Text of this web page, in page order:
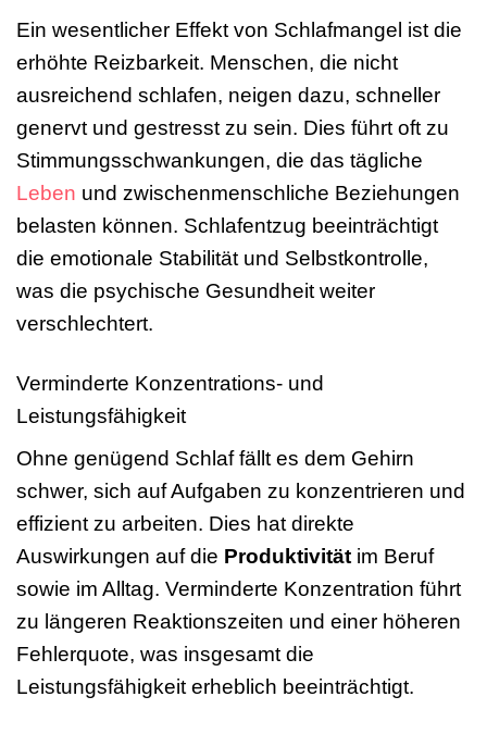
Ein wesentlicher Effekt von Schlafmangel ist die
erhöhte Reizbarkeit. Menschen, die nicht
ausreichend schlafen, neigen dazu, schneller
genervt und gestresst zu sein. Dies führt oft zu
Stimmungsschwankungen, die das tägliche
Leben und zwischenmenschliche Beziehungen
belasten können. Schlafentzug beeinträchtigt
die emotionale Stabilität und Selbstkontrolle,
was die psychische Gesundheit weiter
verschlechtert.
Verminderte Konzentrations- und
Leistungsfähigkeit
Ohne genügend Schlaf fällt es dem Gehirn
schwer, sich auf Aufgaben zu konzentrieren und
effizient zu arbeiten. Dies hat direkte
Auswirkungen auf die Produktivität im Beruf
sowie im Alltag. Verminderte Konzentration führt
zu längeren Reaktionszeiten und einer höheren
Fehlerquote, was insgesamt die
Leistungsfähigkeit erheblich beeinträchtigt.